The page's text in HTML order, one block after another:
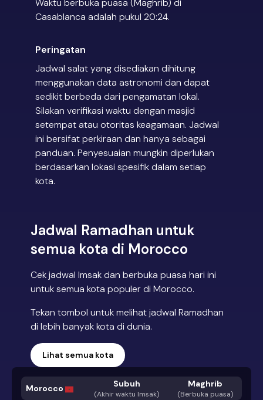
Waktu berbuka puasa (Maghrib) di
Casablanca adalah pukul 20:24.
Peringatan
Jadwal salat yang disediakan dihitung
menggunakan data astronomi dan dapat
sedikit berbeda dari pengamatan lokal.
Silakan verifikasi waktu dengan masjid
setempat atau otoritas keagamaan. Jadwal
ini bersifat perkiraan dan hanya sebagai
panduan. Penyesuaian mungkin diperlukan
berdasarkan lokasi spesifik dalam setiap
kota.
Jadwal Ramadhan untuk
semua kota di Morocco
Cek jadwal Imsak dan berbuka puasa hari ini
untuk semua kota populer di Morocco.
Tekan tombol untuk melihat jadwal Ramadhan
di lebih banyak kota di dunia.
Lihat semua kota
Morocco Subuh
(Akhir waktu Imsak)
Maghrib
(Berbuka puasa)